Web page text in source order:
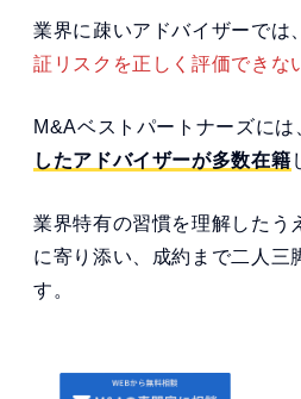
業界に疎いアドバイザーでは、
証リスクを正しく評価できな
M&Aベストパートナーズには
したアドバイザーが多数在籍
業界特有の習慣を理解したう
に寄り添い、成約まで二人三
す。